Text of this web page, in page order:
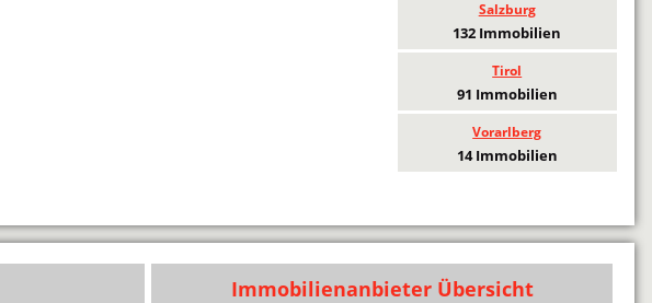
Salzburg
132 Immobilien
Tirol
91 Immobilien
Vorarlberg
14 Immobilien
Immobilienanbieter Übersicht